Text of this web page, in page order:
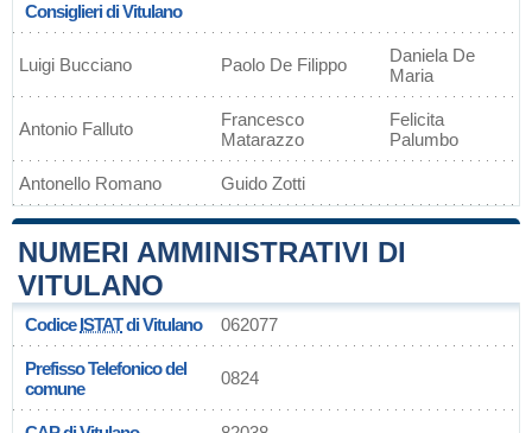
Consiglieri di Vitulano
Luigi Bucciano Paolo De Filippo
Daniela De
Maria
Antonio Falluto
Francesco
Matarazzo
Felicita
Palumbo
Antonello Romano Guido Zotti
NUMERI AMMINISTRATIVI DI
VITULANO
CodiceISTATdi Vitulano 062077
Prefisso Telefonico del
comune
0824